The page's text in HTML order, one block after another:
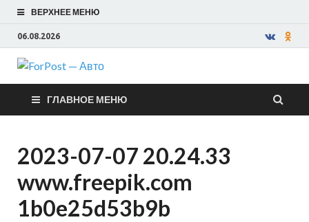
ВЕРХНЕЕ МЕНЮ
06.08.2026
ForPost —
Авто
ГЛАВНОЕ МЕНЮ
2023-07-07 20.24.33
www.freepik.com
1b0e25d53b9b